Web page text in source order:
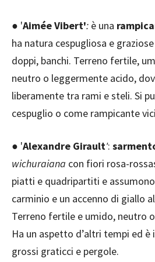
● 'Aimée Vibert': è una
ha natura cespugliosa e
doppi, banchi. Terreno fertile,
neutro o leggermente acido,
liberamente tra rami e steli. Si
cespuglio o come rampicante
● 'Alexandre Girault':
wichuraiana con fiori rosa-
piatti e quadripartiti e
carminio e un accenno di giallo
Terreno fertile e umido, neutro
Ha un aspetto d’altri tempi ed è
grossi graticci e pergole.